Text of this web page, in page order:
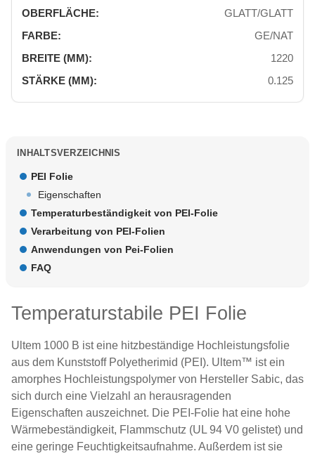
GLATT/GLATT
GE/NAT
1220
0.125
INHALTSVERZEICHNIS
PEI Folie
Eigenschaften
Temperaturbeständigkeit von PEI-Folie
Verarbeitung von PEI-Folien
Anwendungen von Pei-Folien
FAQ
Temperaturstabile PEI Folie
Ultem 1000 B ist eine hitzbeständige Hochleistungsfolie
aus dem Kunststoff Polyetherimid (PEI). Ultem™ ist ein
amorphes Hochleistungspolymer von Hersteller Sabic, das
sich durch eine Vielzahl an herausragenden
Eigenschaften auszeichnet. Die PEI-Folie hat eine hohe
Wärmebeständigkeit, Flammschutz (UL 94 V0 gelistet) und
eine geringe Feuchtigkeitsaufnahme. Außerdem ist sie